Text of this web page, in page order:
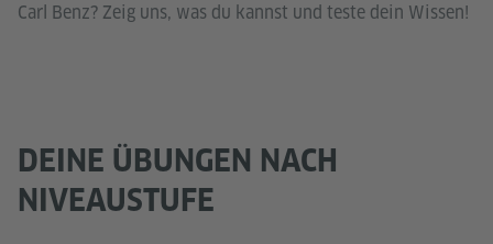
Carl Benz? Zeig uns, was du kannst und teste dein Wissen!
DEINE ÜBUNGEN NACH
NIVEAUSTUFE